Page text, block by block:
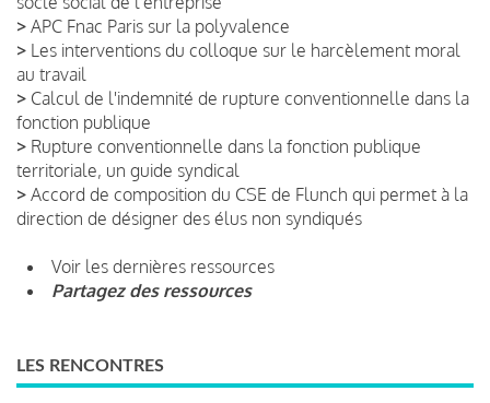
> APC Fnac Paris sur la polyvalence
> Les interventions du colloque sur le harcèlement moral
au travail
> Calcul de l'indemnité de rupture conventionnelle dans la
fonction publique
> Rupture conventionnelle dans la fonction publique
territoriale, un guide syndical
> Accord de composition du CSE de Flunch qui permet à la
direction de désigner des élus non syndiqués
Voir les dernières ressources
Partagez des ressources
LES RENCONTRES